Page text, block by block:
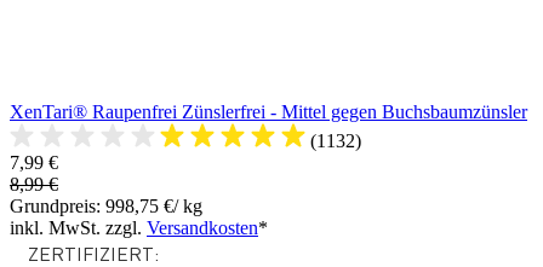
XenTari® Raupenfrei Zünslerfrei - Mittel gegen Buchsbaumzünsler
(1132)
7,99 €
8,99 €
Grundpreis: 998,75 €/ kg
inkl. MwSt. zzgl. Versandkosten*
ZERTIFIZIERT: